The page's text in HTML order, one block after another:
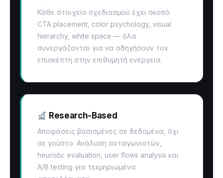
Κάθε στοιχείο σχεδιασμού έχει σκοπό.
CTA placement, color psychology, visual
hierarchy, white space — όλα
συνεργάζονται για να οδηγήσουν τον
επισκέπτη στην επιθυμητή ενέργεια.
Research-Based
Αποφάσεις βασισμένες σε δεδομένα, όχι
σε γούστο. Ανάλυση ανταγωνιστών,
heuristic evaluation, user flows analysis και
A/B testing για τεκμηριωμένα